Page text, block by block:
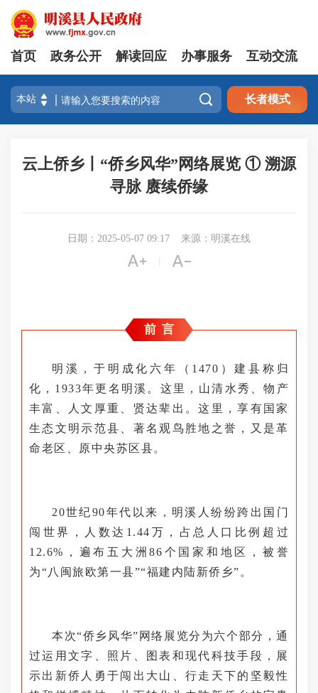
首页 政务公开 解读回应 办事服务 互动交流
 长者模式
云上侨乡丨“侨乡风华”网络展览 ① 溯源
寻脉 赓续侨缘
日期：2025-05-07 09:17 来源：明溪在线
 
前 言
明溪，于明成化六年（1470）建县称归
化，1933年更名明溪。这里，山清水秀、物产
丰富、人文厚重、贤达辈出。这里，享有国家
生态文明示范县、著名观鸟胜地之誉，又是革
命老区、原中央苏区县。
20世纪90年代以来，明溪人纷纷跨出国门
闯世界，人数达1.44万，占总人口比例超过
12.6%，遍布五大洲86个国家和地区，被誉
为“八闽旅欧第一县”“福建内陆新侨乡”。
本次“侨乡风华”网络展览分为六个部分，通
过运用文字、照片、图表和现代科技手段，展
示出新侨人勇于闯出大山、行走天下的坚毅性